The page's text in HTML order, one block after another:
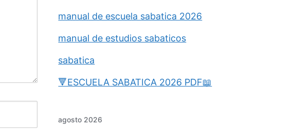
manual de escuela sabatica 2026
manual de estudios sabaticos
sabatica
🔻ESCUELA SABATICA 2026 PDF📖
agosto 2026